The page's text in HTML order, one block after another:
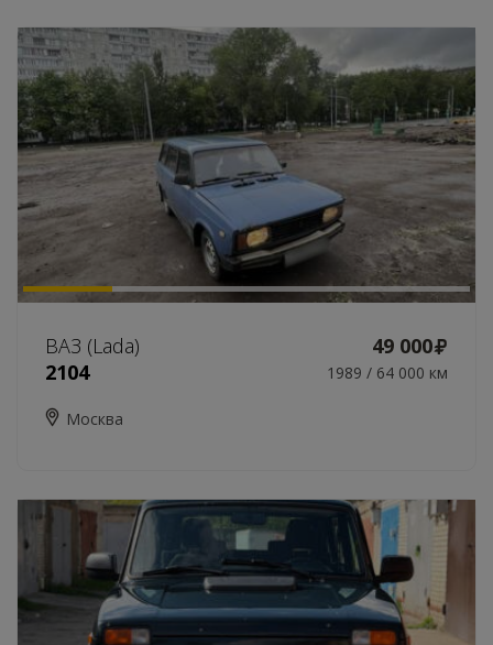
ВАЗ (Lada)
49 000
2104
1989 / 64 000 км
Москва